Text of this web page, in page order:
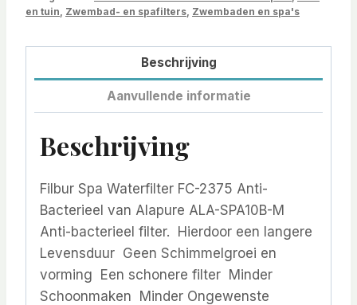
en tuin Zwembad- en spafilters Zwembaden en spa's
Beschrijving
Aanvullende informatie
Beschrijving
Filbur Spa Waterfilter FC-2375 Anti-
Bacterieel van Alapure ALA-SPA10B-M
Anti-bacterieel filter. Hierdoor een langere
Levensduur Geen Schimmelgroei en
vorming Een schonere filter Minder
Schoonmaken Minder Ongewenste